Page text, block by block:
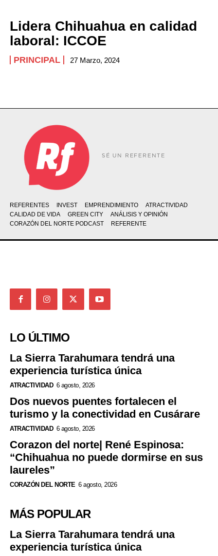
Lidera Chihuahua en calidad
laboral: ICCOE
PRINCIPAL 27 Marzo, 2024
SÉ UN REFERENTE
REFERENTES INVEST EMPRENDIMIENTO
ATRACTIVIDAD
CALIDAD DE VIDA
GREEN CITY
ANÁLISIS Y OPINIÓN
CORAZÓN DEL NORTE PODCAST
REFERENTE
LO ÚLTIMO
La Sierra Tarahumara tendrá una
experiencia turística única
ATRACTIVIDAD 6 agosto, 2026
Dos nuevos puentes fortalecen el
turismo y la conectividad en Cusárare
ATRACTIVIDAD 6 agosto, 2026
Corazon del norte| René Espinosa:
“Chihuahua no puede dormirse en sus
laureles”
CORAZÓN DEL NORTE 6 agosto, 2026
MÁS POPULAR
La Sierra Tarahumara tendrá una
experiencia turística única